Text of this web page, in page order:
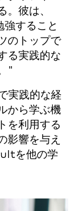
。彼は、
すること
のトップで
る実践的な
"
実践的な経
から学ぶ機
を利用する
影響を与え
を他の学